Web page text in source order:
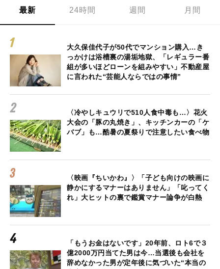
最新 24時間 週間 月間
大久保佳代子が50代でマンション購入…き
っかけは浴槽裏の湯垢地獄、「レギュラー番
組が多いほどローンを組みやすい」不動産屋
に言われた“芸能人ならではの事情”
〈冷やしキュウリで510人食中毒も…〉花火
大会の「豚の丸焼き」、キッチンカーの「ケ
バブ」も…酷暑の夏祭りで注意したい食べ物
〈映画『ちいかわ』〉「子ども向けの映画に
静かにするマナーはありません」「叱ってく
れ」大ヒットの裏で鑑賞マナー論争が白熱
「もうお金はないです」20年前、ロト6で３
億2000万円当てた男は今…当選後も会社を
辞めなかった男が定年後に気づいた“本当の